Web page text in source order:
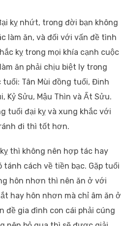
kỵ nhứt, trong đời bạn không
làm ăn, và đối với vấn đề tình
kỵ trong mọi khía cạnh cuộc
ăn phải chịu biệt ly trong
Tân Mùi đồng tuổi, Đinh
Kỷ Sửu, Mậu Thìn và Ất Sửu.
tuổi đại kỵ và xung khắc với
đi thì tốt hơn.
thì không nên hợp tác hay
cách về tiền bạc. Gặp tuổi
hôn nhơn thì nên ăn ở với
hay hôn nhơn mà chỉ âm ăn ở
đề gia đình con cái phải cúng